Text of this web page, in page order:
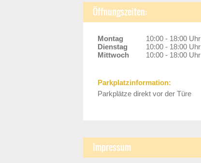
Öffnungszeiten:
Montag
10:00 - 18:00 Uhr
Dienstag
10:00 - 18:00 Uhr
Mittwoch
10:00 - 18:00 Uhr
Parkplatzinformation:
Parkplätze direkt vor der Türe
Impressum